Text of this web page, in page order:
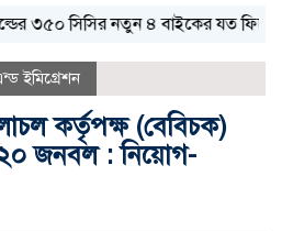
সিসির নতুন ৪ বাইকের যত ফিচার
ইমিগ্রেশন
কর্তৃপক্ষ (বেবিচক)
জনবল : নিয়োগ-